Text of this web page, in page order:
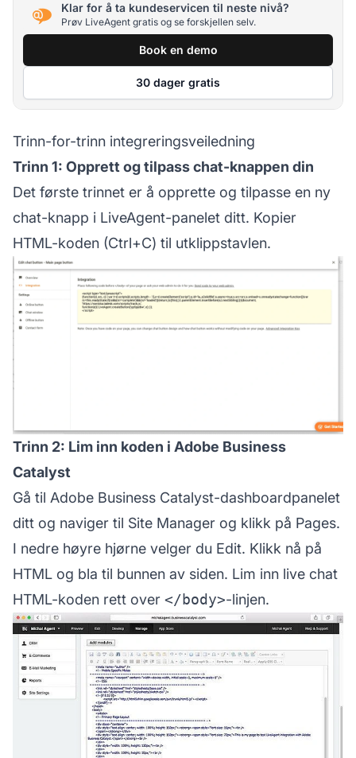
Klar for å ta kundeservicen til neste nivå?
Prøv LiveAgent gratis og se forskjellen selv.
Book en demo
30 dager gratis
Trinn-for-trinn integreringsveiledning
Trinn 1: Opprett og tilpass chat-knappen din
Det første trinnet er å opprette og tilpasse en ny
chat-knapp i LiveAgent-panelet ditt. Kopier
HTML-koden (Ctrl+C) til utklippstavlen.
Trinn 2: Lim inn koden i Adobe Business
Catalyst
Gå til Adobe Business Catalyst-dashboardpanelet
ditt og naviger til Site Manager og klikk på Pages.
I nedre høyre hjørne velger du Edit. Klikk nå på
HTML og bla til bunnen av siden. Lim inn live chat
HTML-koden rett over </body>-linjen.